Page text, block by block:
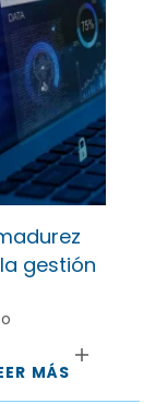
gestión
MÁS